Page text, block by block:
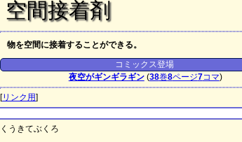
空間接着剤
物を空間に接着することができる。
コミックス登場
夜空がギンギラギン(38巻8ページ7コマ)
[リンク用]
くうきてぶくろ